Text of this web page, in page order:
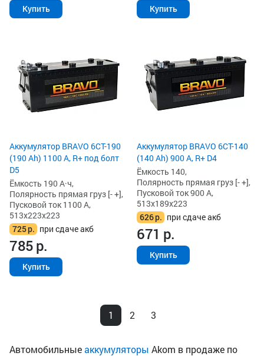
Купить Купить
Аккумулятор BRAVO 6CT-190
(190 Ah) 1100 А, R+ под болт
D5
Ёмкость 190 А·ч,
Полярность прямая груз [- +],
Пусковой ток 1100 А,
513x223x223
725р. при сдаче акб
785р.
Купить
Аккумулятор BRAVO 6CT-140
(140 Ah) 900 А, R+ D4
Ёмкость 140,
Полярность прямая груз [- +],
Пусковой ток 900 А,
513x189x223
626р. при сдаче акб
671 р.
Купить
1 2 3
Автомобильныеаккумуляторы Akom в продаже по